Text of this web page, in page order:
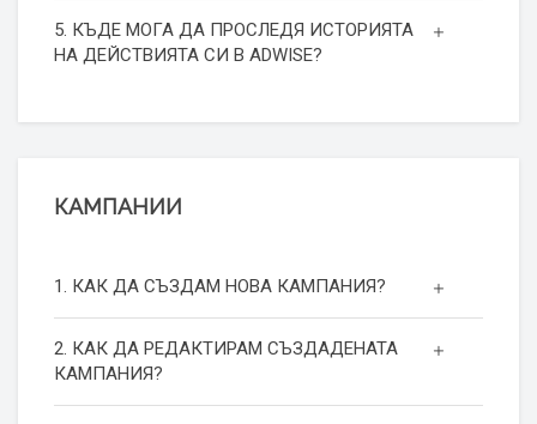
5. КЪДЕ МОГА ДА ПРОСЛЕДЯ ИСТОРИЯТА
НА ДЕЙСТВИЯТА СИ В ADWISE?
КАМПАНИИ
1. КАК ДА СЪЗДАМ НОВА КАМПАНИЯ?
2. КАК ДА РЕДАКТИРАМ СЪЗДАДЕНАТА
КАМПАНИЯ?